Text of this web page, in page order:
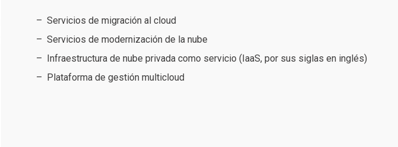
Servicios de migración al cloud
Servicios de modernización de la nube
Infraestructura de nube privada como servicio (IaaS, por sus siglas en inglés)
Plataforma de gestión multicloud